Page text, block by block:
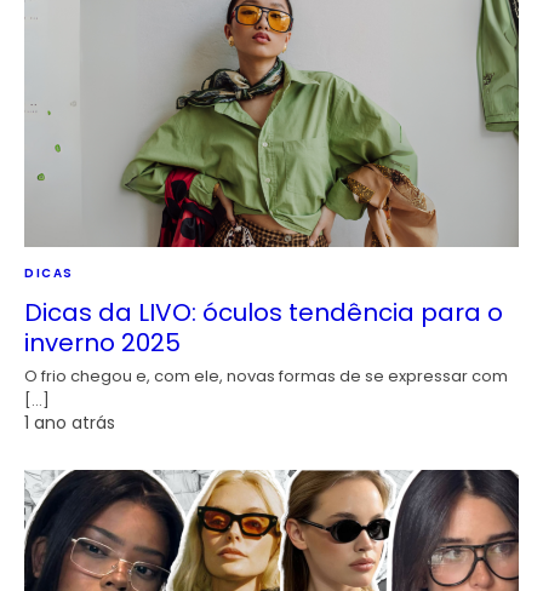
DICAS
Dicas da LIVO: óculos tendência para o
inverno 2025
O frio chegou e, com ele, novas formas de se expressar com
[…]
1 ano atrás